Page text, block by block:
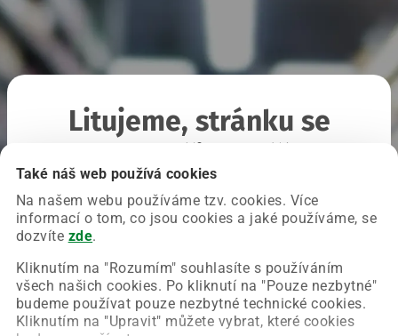
Také náš web používá cookies
Na našem webu používáme tzv. cookies. Více
informací o tom, co jsou cookies a jaké používáme, se
dozvíte zde.
Kliknutím na "Rozumím" souhlasíte s používáním
všech našich cookies. Po kliknutí na "Pouze nezbytné"
budeme používat pouze nezbytné technické cookies.
Kliknutím na "Upravit" můžete vybrat, které cookies
Litujeme, stránku se
Chyba nastala na naší straně a už ji opravujeme.
Zkuste prosím znovu načíst požadovanou stránku.
Obnovit stránku Úvodní strana